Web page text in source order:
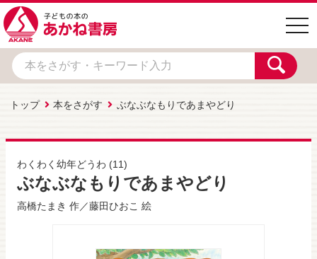
トップ 本をさがす ぶなぶなもりであまやどり
わくわく幼年どうわ (11)
ぶなぶなもりであまやどり
高橋たまき 作／藤田ひおこ 絵